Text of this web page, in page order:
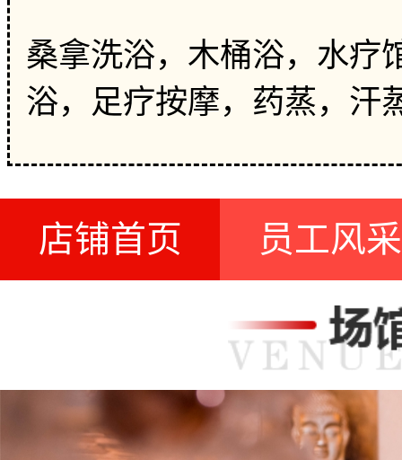
桑拿洗浴，木桶浴，水疗
浴，足疗按摩，药蒸，汗
店铺首页 员工风采